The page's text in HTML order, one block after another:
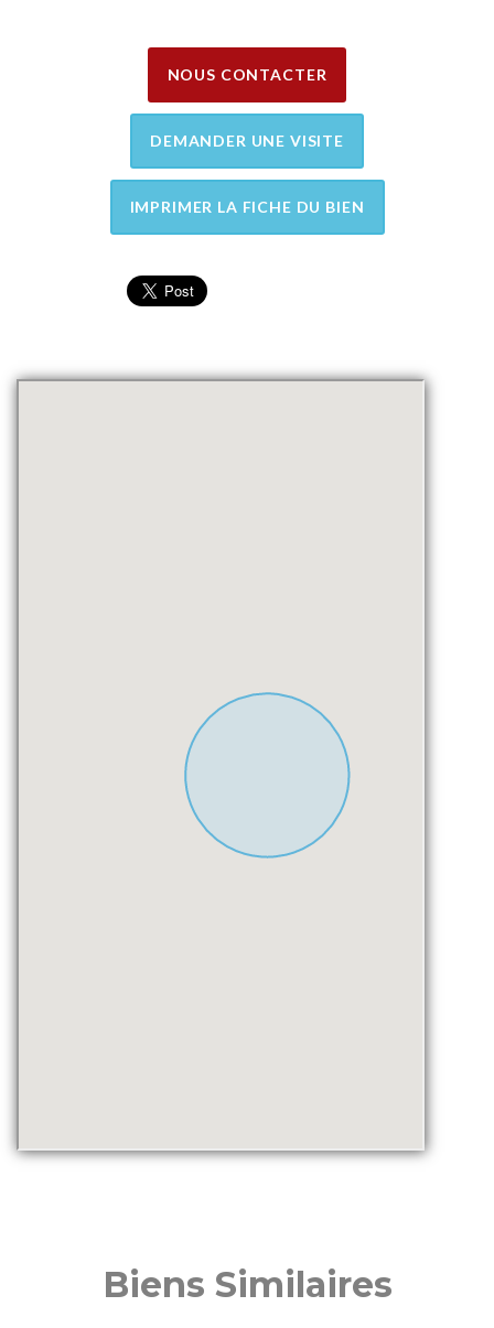
NOUS CONTACTER
DEMANDER UNE VISITE
IMPRIMER LA FICHE DU BIEN
Biens Similaires